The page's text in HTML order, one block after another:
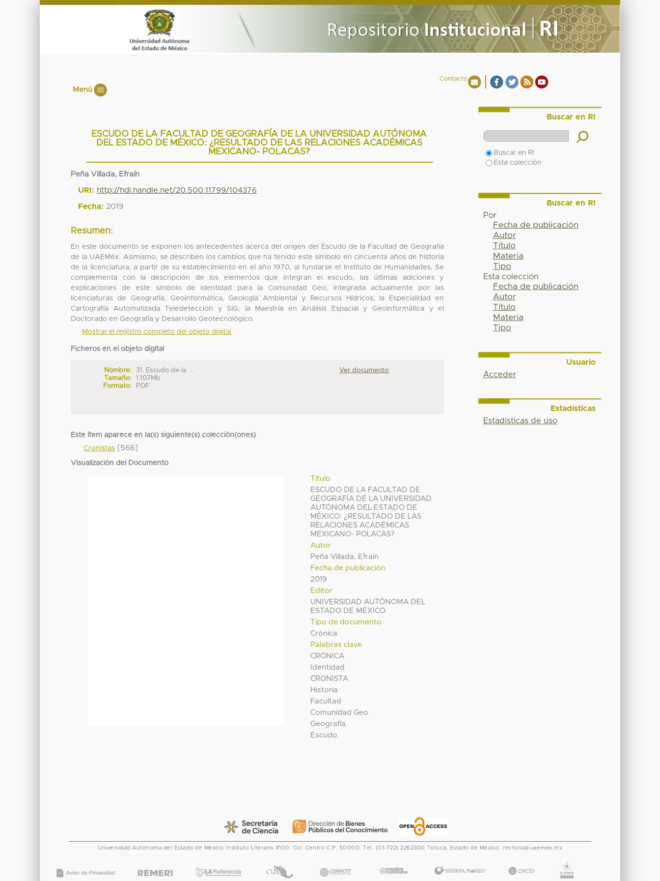
Contacto
Menú
ESCUDO DE LA FACULTAD DE GEOGRAFÍA DE LA UNIVERSIDAD AUTÓNOMA
DEL ESTADO DE MÉXICO: ¿RESULTADO DE LAS RELACIONES ACADÉMICAS
MEXICANO- POLACAS?
Peña Villada, Efraín
URI: http://hdl.handle.net/20.500.11799/104376
Fecha: 2019
Resumen:
En este documento se exponen los antecedentes acerca del origen del Escudo de la Facultad de Geografía
de la UAEMéx. Asimismo, se describen los cambios que ha tenido este símbolo en cincuenta años de historia
de la licenciatura, a partir de su establecimiento en el año 1970, al fundarse el Instituto de Humanidades. Se
complementa con la descripción de los elementos que integran el escudo, las últimas adiciones y
explicaciones de este símbolo de identidad para la Comunidad Geo, integrada actualmente por las
licenciaturas de Geografía, Geoinformática, Geología Ambiental y Recursos Hídricos; la Especialidad en
Cartografía Automatizada Teledetección y SIG; la Maestría en Análisis Espacial y Geoinformática y el
Doctorado en Geografía y Desarrollo Geotecnológico.
Mostrar el registro completo del objeto digital
Ficheros en el objeto digital
Nombre:
31. Escudo de la ...
Tamaño:
1.107Mb
Formato:
PDF
Ver documento
Este ítem aparece en la(s) siguiente(s) colección(ones)
Cronistas [566]
Visualización del Documento
Título
ESCUDO DE LA FACULTAD DE
GEOGRAFÍA DE LA UNIVERSIDAD
AUTÓNOMA DEL ESTADO DE
MÉXICO: ¿RESULTADO DE LAS
RELACIONES ACADÉMICAS
MEXICANO- POLACAS?
Autor
Peña Villada, Efraín
Fecha de publicación
2019
Editor
UNIVERSIDAD AUTÓNOMA DEL
ESTADO DE MÉXICO
Tipo de documento
Crónica
Palabras clave
CRÓNICA
Identidad
CRONISTA
Historia
Facultad
Comunidad Geo
Geografía
Escudo
Buscar en RI
Buscar en RI
Esta colección
Buscar en RI
Por
Fecha de publicación
Autor
Título
Materia
Tipo
Esta colección
Fecha de publicación
Autor
Título
Materia
Tipo
Usuario
Acceder
Estadísticas
Estadísticas de uso
Universidad Autónoma del Estado de México Instituto Literario #100. Col. Centro C.P. 50000. Tel. (01-722) 2262300 Toluca, Estado de México. rectoria@uaemex.mx